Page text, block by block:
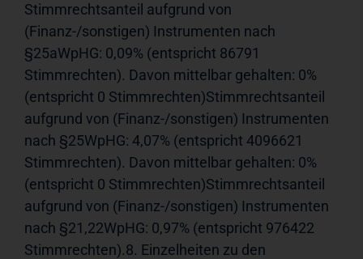
Stimmrechtsanteil aufgrund von
(Finanz-/sonstigen) Instrumenten nach
§25aWpHG: 0,09% (entspricht 86791
Stimmrechten). Davon mittelbar gehalten: 0%
(entspricht 0 Stimmrechten)Stimmrechtsanteil
aufgrund von (Finanz-/sonstigen) Instrumenten
nach §25WpHG: 4,07% (entspricht 4096621
Stimmrechten). Davon mittelbar gehalten: 0%
(entspricht 0 Stimmrechten)Stimmrechtsanteil
aufgrund von (Finanz-/sonstigen) Instrumenten
nach §21,22WpHG: 0,97% (entspricht 976422
Stimmrechten).8. Einzelheiten zu den